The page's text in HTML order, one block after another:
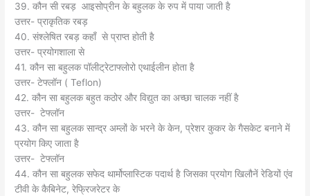
39. कौन सी रबड़ आइसोप्रीन के बहुलक के रुप में पाया जाती है
उत्तर- प्राकृतिक रबड़
40. संश्लेषित रबड़ कहाँ से प्राप्त होती है
उत्तर- प्रयोगशाला से
41. कौन सा बहुलक पॉलीट्रेटाफ्लोरो एथाईलीन होता है
उत्तर- टेफ्लॉन ( Teflon)
42. कौन सा बहुलक बहुत कठोर और विद्युत का अच्छा चालक नहीं है
उत्तर- टेफ्लॉन
43. कौन सा बहुलक सान्द्र अम्लों के भरने के केन, प्रेशर कुकर के गैसकेट बनाने में
प्रयोग किए जाता है
उत्तर- टेफ्लॉन
44. कौन सा बहुलक सफेद थार्मोप्लास्टिक पदार्थ है जिसका प्रयोग खिलौनें रेडियों एंव
टीवी के कैबिनेट, रेफ्रिजरेटर के